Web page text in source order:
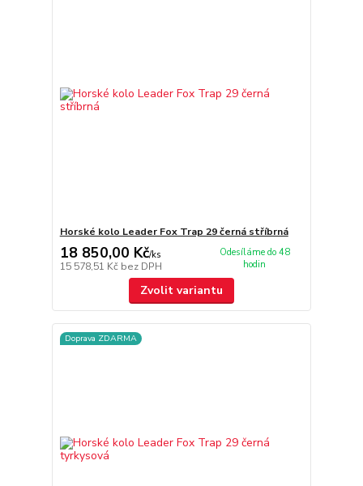
Horské kolo Leader Fox Trap 29 černá stříbrná
18 850,00 Kč/ks
15 578,51 Kč bez DPH
Odesíláme do 48
hodin
Zvolit variantu
Doprava ZDARMA